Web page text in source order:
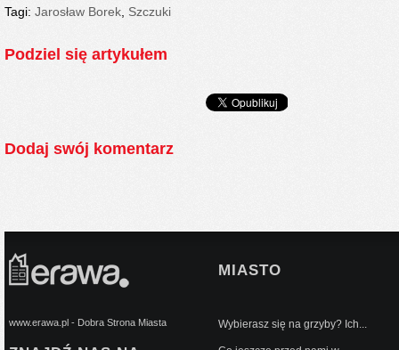
Tagi: Jarosław Borek Szczuki
Podziel się artykułem
Dodaj swój komentarz
www.erawa.pl - Dobra Strona Miasta
MIASTO
Wybierasz się na grzyby? Ich...